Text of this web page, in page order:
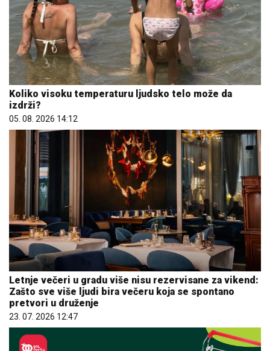
Koliko visoku temperaturu ljudsko telo može da
izdrži?
05. 08. 2026 14:12
Letnje večeri u gradu više nisu rezervisane za vikend:
Zašto sve više ljudi bira večeru koja se spontano
pretvori u druženje
23. 07. 2026 12:47